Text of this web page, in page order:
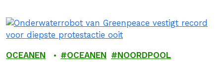
OCEANEN OCEANEN
NOORDPOOL